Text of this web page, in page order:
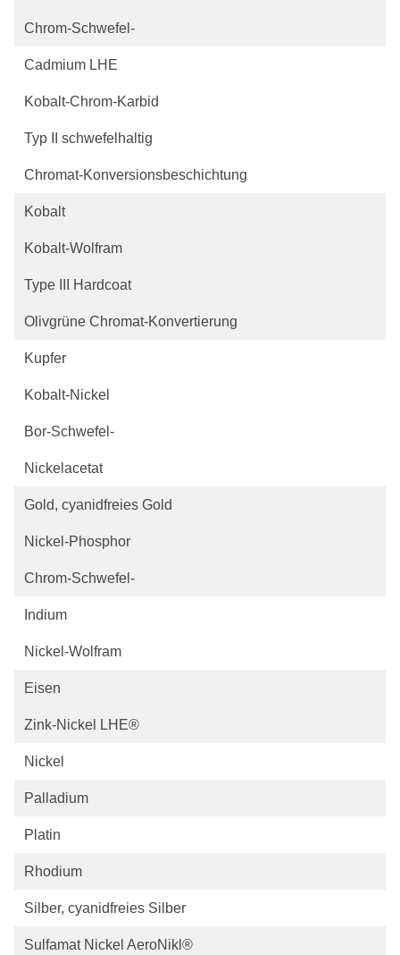
Chrom-Schwefel-
Cadmium LHE
Kobalt-Chrom-Karbid
Typ II schwefelhaltig
Chromat-Konversionsbeschichtung
Kobalt
Kobalt-Wolfram
Type III Hardcoat
Olivgrüne Chromat-Konvertierung
Kupfer
Kobalt-Nickel
Bor-Schwefel-
Nickelacetat
Gold, cyanidfreies Gold
Nickel-Phosphor
Chrom-Schwefel-
Indium
Nickel-Wolfram
Eisen
Zink-Nickel LHE®
Nickel
Palladium
Platin
Rhodium
Silber, cyanidfreies Silber
Sulfamat Nickel AeroNikl®